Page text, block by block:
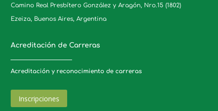
Camino Real Presbítero González y Aragón, Nro.15 (1802)
Ezeiza, Buenos Aires, Argentina
Acreditación de Carreras
Acreditación y reconocimiento de carreras
Inscripciones